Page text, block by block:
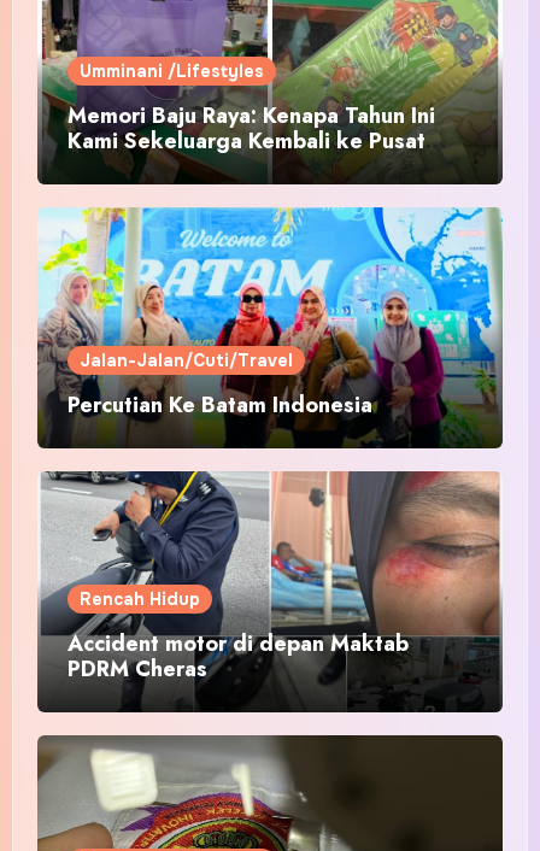
Umminani /Lifestyles
Memori Baju Raya: Kenapa Tahun Ini
Kami Sekeluarga Kembali ke Pusat
Pakaian Hari-Hari?
Jalan-Jalan/Cuti/Travel
Percutian Ke Batam Indonesia
Rencah Hidup
Accident motor di depan Maktab
PDRM Cheras